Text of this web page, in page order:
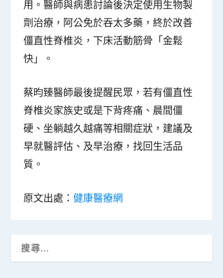
用。醫師與病患討論後決定使用生物製
劑治療，阿公免於吞太多藥，終於改善
僵直性脊椎炎，下床活動筋骨「金鬆
快」。
蔡昀臻醫師最後提醒民眾，若有僵直性
脊椎炎家族史或是下背疼痛、晨間僵
硬、坐躺越久越痛等相關症狀，建議及
早就醫評估、及早治療，找回生活品
質。
原文出處：健康醫療網